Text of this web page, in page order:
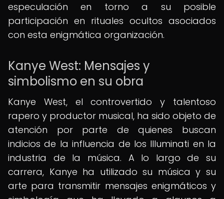
especulación en torno a su posible
participación en rituales ocultos asociados
con esta enigmática organización.
Kanye West: Mensajes y
simbolismo en su obra
Kanye West, el controvertido y talentoso
rapero y productor musical, ha sido objeto de
atención por parte de quienes buscan
indicios de la influencia de los Illuminati en la
industria de la música. A lo largo de su
carrera, Kanye ha utilizado su música y su
arte para transmitir mensajes enigmáticos y